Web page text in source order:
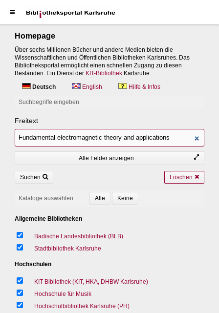
Homepage
Über sechs Millionen Bücher und andere Medien bieten die
Wissenschaftlichen und Öffentlichen Bibliotheken Karlsruhes. Das
Bibliotheksportal ermöglicht einen schnellen Zugang zu diesen
Beständen. Ein Dienst der KIT-Bibliothek Karlsruhe.
Deutsch
English Hilfe & Infos
Suchbegriffe eingeben
Freitext
Alle Felder anzeigen
Suchen Löschen
Kataloge auswählen
Allgemeine Bibliotheken
Badische Landesbibliothek (BLB)
Stadtbibliothek Karlsruhe
Hochschulen
KIT-Bibliothek (KIT, HKA, DHBW Karlsruhe)
Hochschule für Musik
Hochschulbibliothek Karlsruhe (PH)